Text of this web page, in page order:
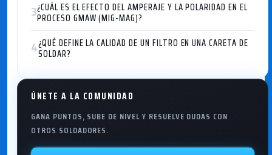
3¿CUÁL ES EL EFECTO DEL AMPERAJE Y LA POLARIDAD EN EL
PROCESO GMAW (MIG-MAG)?
4¿QUÉ DEFINE LA CALIDAD DE UN FILTRO EN UNA CARETA DE
SOLDAR?
ÚNETE A LA COMUNIDAD
GANA PUNTOS, SUBE DE NIVEL Y RESUELVE DUDAS CON
OTROS SOLDADORES.